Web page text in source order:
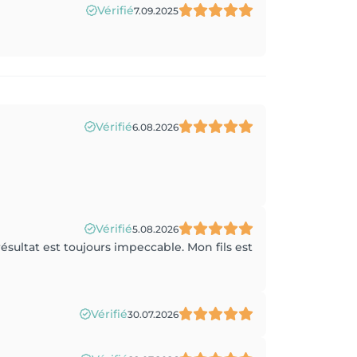
Vérifié7.09.2025
Vérifié6.08.2026
Vérifié5.08.2026
est toujours impeccable. Mon fils est
Vérifié30.07.2026